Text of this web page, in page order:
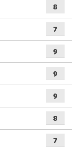
8
7
9
9
9
8
7